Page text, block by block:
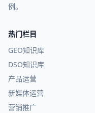
例。
热门栏目
GEO知识库
DSO知识库
产品运营
新媒体运营
营销推广